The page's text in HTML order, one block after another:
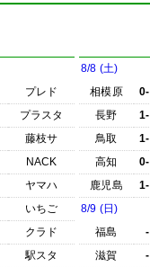
プレド
プラスタ
藤枝サ
NACK
ヤマハ
いちご
クラド
駅スタ
8/8 (土)
相模原
長野
鳥取
高知
鹿児島
8/9 (日)
福島
-
滋賀
-